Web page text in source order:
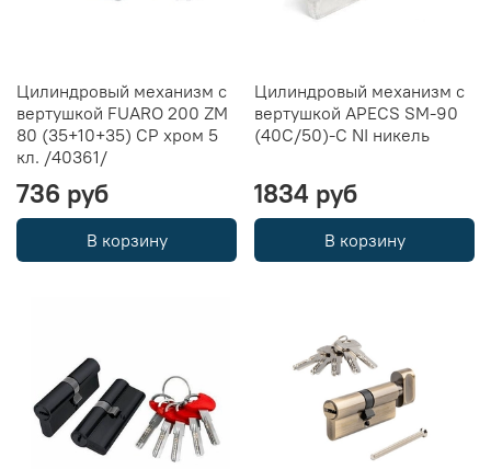
Цилиндровый механизм с
вертушкой FUARO 200 ZM
80 (35+10+35) CP хром 5
кл. /40361/
736 руб
В корзину
Цилиндровый механизм с
вертушкой APECS SM-90
(40C/50)-C NI никель
1834 руб
В корзину